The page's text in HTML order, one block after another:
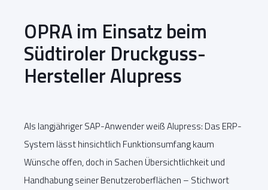
OPRA im Einsatz beim
Südtiroler Druckguss-
Hersteller Alupress
Als langjähriger SAP-Anwender weiß Alupress: Das ERP-
System lässt hinsichtlich Funktionsumfang kaum
Wünsche offen, doch in Sachen Übersichtlichkeit und
Handhabung seiner Benutzeroberflächen – Stichwort